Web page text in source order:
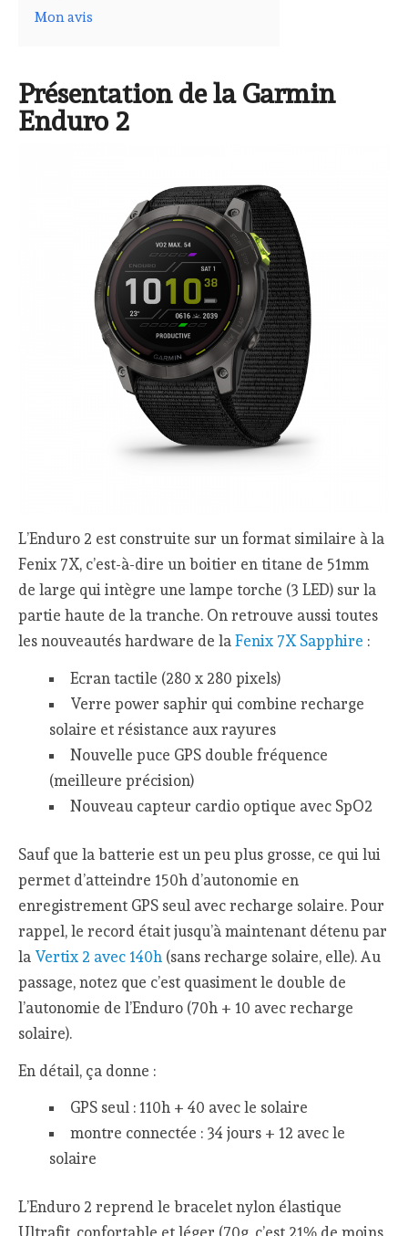
Mon avis
Présentation de la Garmin
Enduro 2
L’Enduro 2 est construite sur un format similaire à la
Fenix 7X, c’est-à-dire un boitier en titane de 51mm
de large qui intègre une lampe torche (3 LED) sur la
partie haute de la tranche. On retrouve aussi toutes
les nouveautés hardware de laFenix 7X Sapphire :
Ecran tactile (280 x 280 pixels)
Verre power saphir qui combine recharge
solaire et résistance aux rayures
Nouvelle puce GPS double fréquence
(meilleure précision)
Nouveau capteur cardio optique avec SpO2
Sauf que la batterie est un peu plus grosse, ce qui lui
permet d’atteindre 150h d’autonomie en
enregistrement GPS seul avec recharge solaire. Pour
rappel, le record était jusqu’à maintenant détenu par
la Vertix 2 avec 140h (sans recharge solaire, elle). Au
passage, notez que c’est quasiment le double de
l’autonomie de l’Enduro (70h + 10 avec recharge
solaire).
En détail, ça donne :
GPS seul : 110h + 40 avec le solaire
montre connectée : 34 jours + 12 avec le
solaire
L’Enduro 2 reprend le bracelet nylon élastique